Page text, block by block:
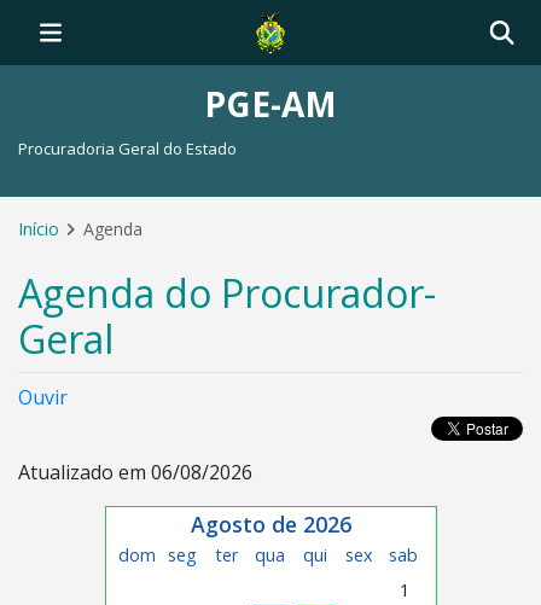
PGE-AM
Procuradoria Geral do Estado
Início Agenda
Agenda do Procurador-
Geral
Ouvir
Atualizado em 06/08/2026
Agosto de 2026
dom seg ter qua qui sex
sab
1